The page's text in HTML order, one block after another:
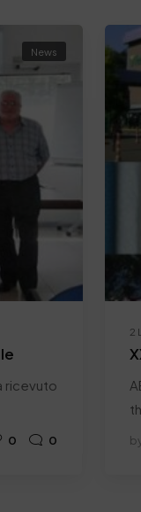
News
ricevuto
0 0
2